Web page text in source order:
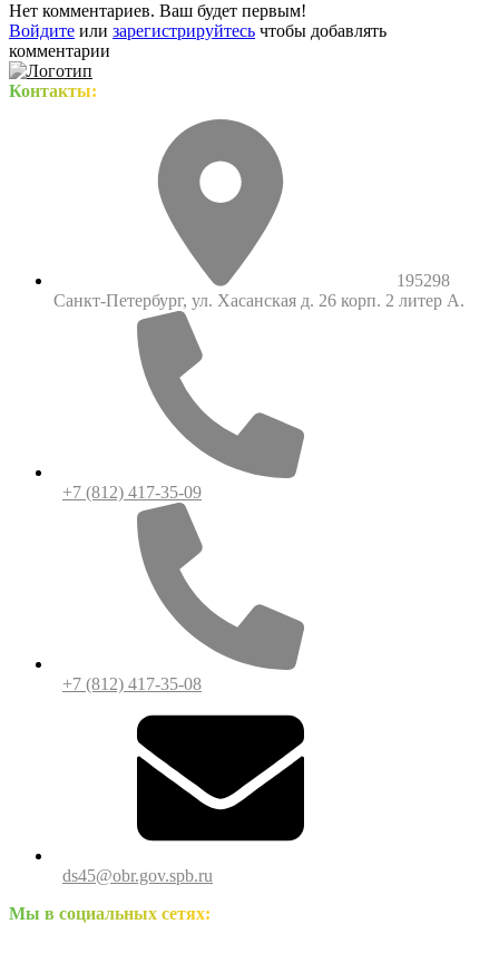
Нет комментариев. Ваш будет первым!
Войдите или зарегистрируйтесь чтобы добавлять
комментарии
Контакты:
195298
Санкт-Петербург, ул. Хасанская д. 26 корп. 2 литер А.
+7 (812) 417-35-09
+7 (812) 417-35-08
ds45@obr.gov.spb.ru
Мы в социальных сетях: